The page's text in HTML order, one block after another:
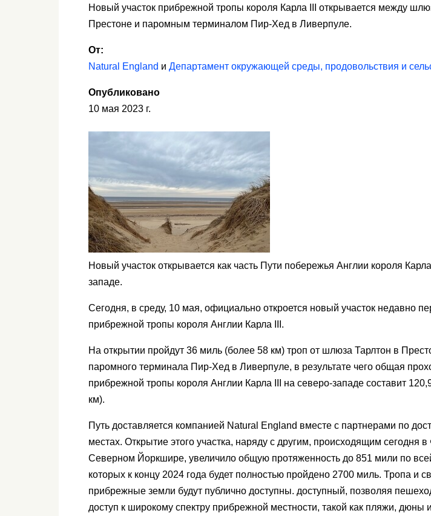
Новый участок прибрежной тропы короля Карла III открывается между
Престоне и паромным терминалом Пир-Хед в Ливерпуле.
От:
Natural England и Департамент окружающей среды, продовольствия и
Опубликовано
10 мая 2023 г.
Новый участок открывается как часть Пути побережья Англии короля
западе.
Сегодня, в среду, 10 мая, официально откроется новый участок недавно
прибрежной тропы короля Англии Карла III.
На открытии пройдут 36 миль (более 58 км) троп от шлюза Тарлтон в
паромного терминала Пир-Хед в Ливерпуле, в результате чего общая
прибрежной тропы короля Англии Карла III на северо-западе составит
км).
Путь доставляется компанией Natural England вместе с партнерами по
местах. Открытие этого участка, наряду с другим, происходящим сегодня
Северном Йоркшире, увеличило общую протяженность до 851 мили по
которых к концу 2024 года будет полностью пройдено 2700 миль. Тропа и
прибрежные земли будут публично доступны. доступный, позволяя
доступ к широкому спектру прибрежной местности, такой как пляжи, дюны